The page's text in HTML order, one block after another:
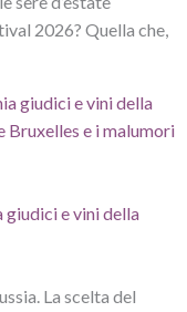
2026? Quella che,
giudici e vini della
La scelta del